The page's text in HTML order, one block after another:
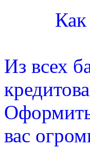
Как
Из всех
вас